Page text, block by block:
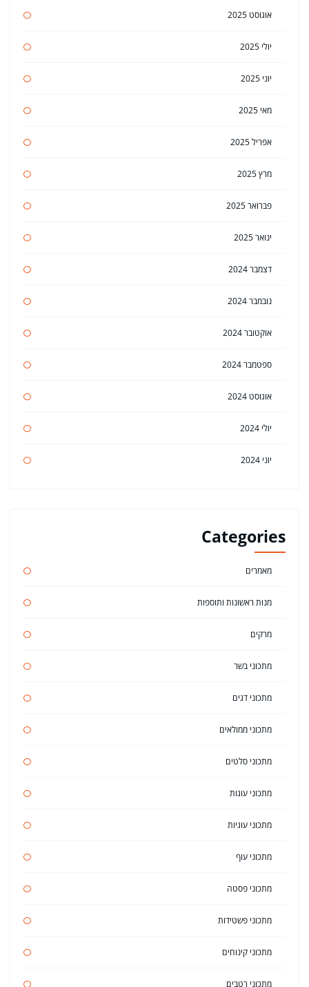
אוגוסט 2025
יולי 2025
יוני 2025
מאי 2025
אפריל 2025
מרץ 2025
פברואר 2025
ינואר 2025
דצמבר 2024
נובמבר 2024
אוקטובר 2024
ספטמבר 2024
אוגוסט 2024
יולי 2024
יוני 2024
Categories
מאמרים
מנות ראשונות ותוספות
מרקים
מתכוני בשר
מתכוני דגים
מתכוני ממולאים
מתכוני סלטים
מתכוני עוגות
מתכוני עוגיות
מתכוני עוף
מתכוני פסטה
מתכוני פשטידות
מתכוני קינוחים
מתכוני רטבים